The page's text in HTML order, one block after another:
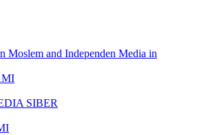
Moslem and Independen Media in
SIBER